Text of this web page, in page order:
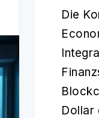
Die
Dollar